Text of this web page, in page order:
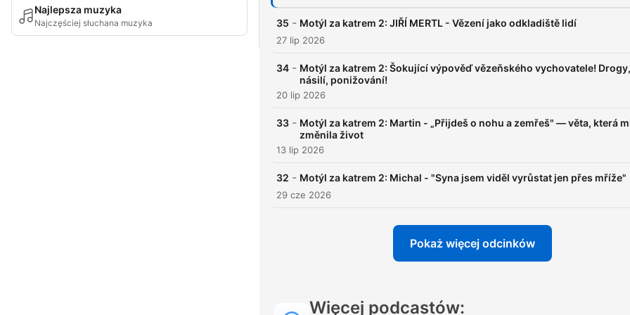
Najlepsza muzyka
Najczęściej słuchana muzyka 35 - Motýl za katrem 2: JIŘÍ MERTL - Vězení jako odkladiště lidí
27 lip 2026
34 - Motýl za katrem 2: Šokující výpověď vězeňského vychovatele! Drogy,
násilí, ponižování!
20 lip 2026
33 - Motýl za katrem 2: Martin - „Přijdeš o nohu a zemřeš" — věta, která
změnila život
13 lip 2026
32 - Motýl za katrem 2: Michal - "Syna jsem viděl vyrůstat jen přes mříže"
29 cze 2026
Pokaż więcej odcinków
Więcej podcastów: